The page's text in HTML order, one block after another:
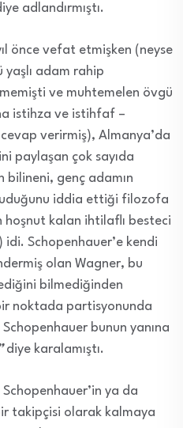
adlandırmıştı.
önce vefat etmişken (neyse
yaşlı adam rahip
ve muhtemelen övgü
istihza ve istihfaf –
verirmiş), Almanya’da
paylaşan çok sayıda
bilineni, genç adamın
iddia ettiği filozofa
kalan ihtilaflı besteci
idi. Schopenhauer’e kendi
olan Wagner, bu
bilmediğinden
noktada partisyonunda
bunun yanına
diye karalamıştı.
ya da
takipçisi olarak kalmaya